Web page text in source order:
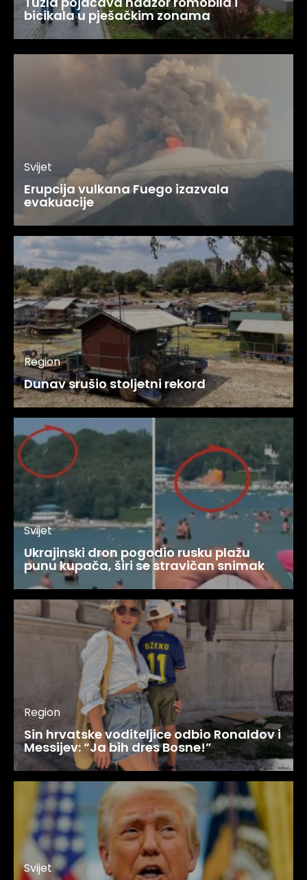
bicikala u pješačkim zonama
Svijet
Erupcija vulkana Fuego izazvala
evakuacije
Region
Dunav srušio stoljetni rekord
Svijet
Ukrajinski dron pogodio rusku plažu
punu kupača, širi se stravičan snimak
Region
Sin hrvatske voditeljice odbio Ronaldov i
Messijev: “Ja bih dres Bosne!”
Svijet